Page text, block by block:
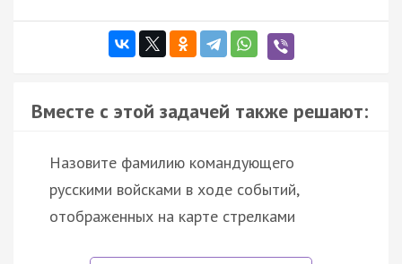
Вместе с этой задачей также решают:
Назовите фамилию командующего
русскими войсками в ходе событий,
отображенных на карте стрелками